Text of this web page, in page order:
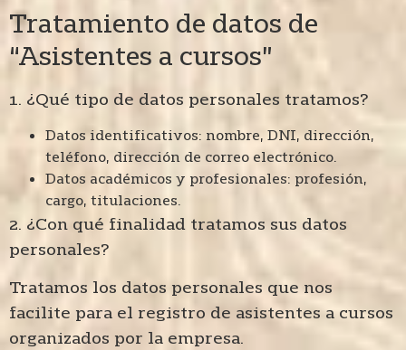
Tratamiento de datos de
“Asistentes a cursos”
1. ¿Qué tipo de datos personales tratamos?
Datos identificativos: nombre, DNI, dirección,
teléfono, dirección de correo electrónico.
Datos académicos y profesionales: profesión,
cargo, titulaciones.
2. ¿Con qué finalidad tratamos sus datos
personales?
Tratamos los datos personales que nos
facilite para el registro de asistentes a cursos
organizados por la empresa.